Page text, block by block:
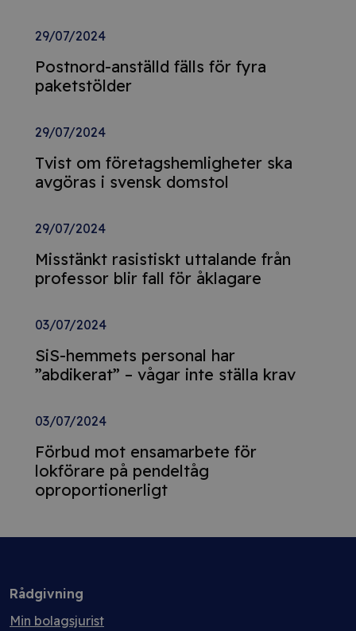
29/07/2024
Postnord-anställd fälls för fyra
paketstölder
29/07/2024
Tvist om företagshemligheter ska
avgöras i svensk domstol
29/07/2024
Misstänkt rasistiskt uttalande från
professor blir fall för åklagare
03/07/2024
SiS-hemmets personal har
”abdikerat” – vågar inte ställa krav
03/07/2024
Förbud mot ensamarbete för
lokförare på pendeltåg
oproportionerligt
Rådgivning
Min bolagsjurist